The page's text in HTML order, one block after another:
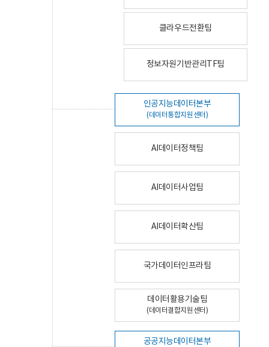
클라우드전환팀
정보자원기반관리TF팀
인공지능데이터본부
(데이터통합지원센터)
AI데이터정책팀
AI데이터사업팀
AI데이터확산팀
국가데이터인프라팀
데이터활용기술팀
(데이터결합지원센터)
공공지능데이터본부